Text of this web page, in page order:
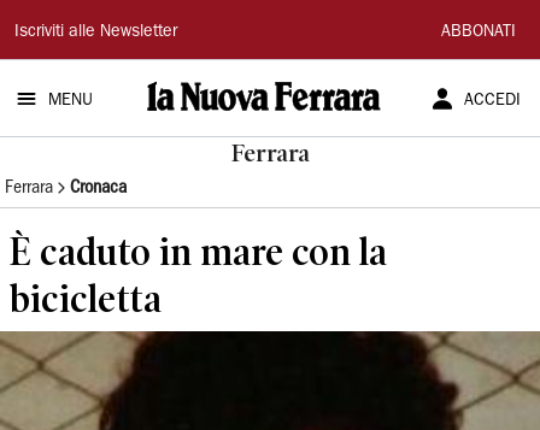
La
Nuova
Ferrara
Iscriviti alle Newsletter ABBONATI
MENU ACCEDI
Ferrara
Ferrara Cronaca
È caduto in mare con la
bicicletta